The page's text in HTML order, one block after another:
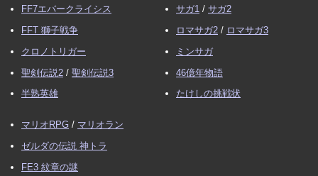
FF7エバークライシス
FFT 獅子戦争
クロノトリガー
聖剣伝説2 / 聖剣伝説3
半熟英雄
サガ1 / サガ2
ロマサガ2 / ロマサガ3
ミンサガ
46億年物語
たけしの挑戦状
マリオRPG / マリオラン
ゼルダの伝説 神トラ
FE3 紋章の謎